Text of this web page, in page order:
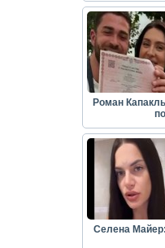
Роман
Селена